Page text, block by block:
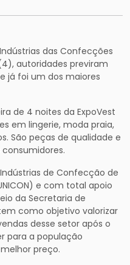
das Confecções
autoridades previram
já foi um dos maiores
de 4 noites da ExpoVest
em lingerie, moda praia,
São peças de qualidade e
de Confecção de
e com total apoio
da Secretaria de
como objetivo valorizar
desse setor após o
para a população
preço.